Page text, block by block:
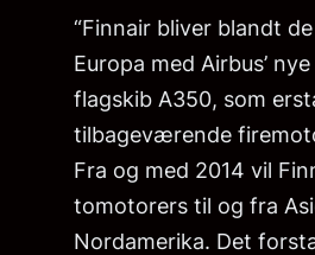
“Finnair bliver blandt
Europa med Airbus’
flagskib A350, som
tilbageværende
Fra og med 2014 vil
tomotorers til og fra
Nordamerika. Det